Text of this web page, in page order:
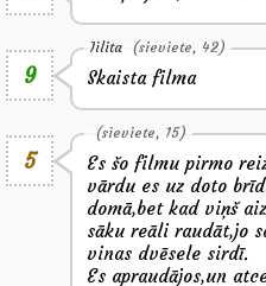
9
Iilita (sieviete, 42)
Skaista filma
5
(sieviete, 15)
Es šo filmu pirmo
vārdu es uz doto
domā,bet kad viņš
sāku reāli raudāt,jo
vinas dvēsele sirdī.
Es apraudājos,un